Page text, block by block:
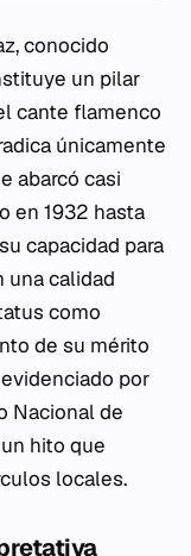
conocido
un pilar
cante flamenco
únicamente
abarcó casi
en 1932 hasta
capacidad para
una calidad
como
de su mérito
por
Nacional de
hito que
locales.